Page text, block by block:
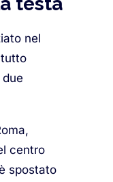
nel
centro
spostato